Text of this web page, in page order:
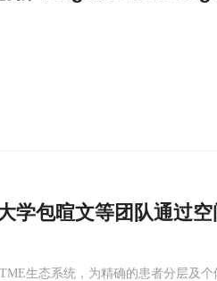
学包暄文等团队通过
生态系统，为精确的患者分层及个